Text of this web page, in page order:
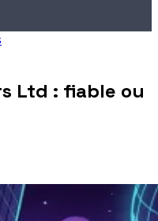
Ltd : fiable ou